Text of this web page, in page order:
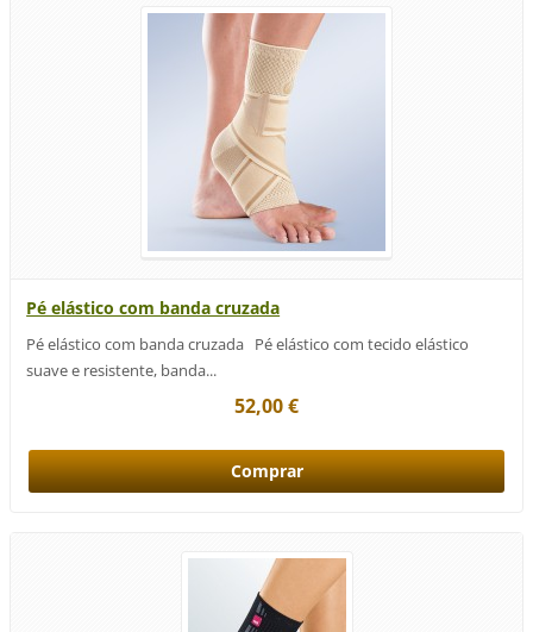
Pé elástico com banda cruzada
Pé elástico com banda cruzada Pé elástico com tecido elástico
suave e resistente, banda...
52,00 €